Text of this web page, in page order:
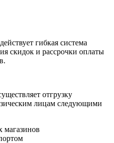
гибкая система
скидок и рассрочки оплаты
отгрузку
лицам следующими
магазинов